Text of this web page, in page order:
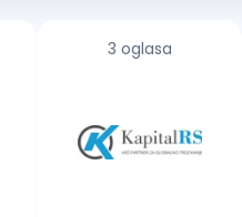
3 oglasa